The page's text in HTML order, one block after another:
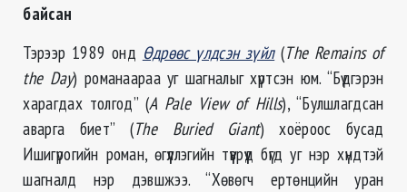
байсан
Тэрээр 1989 онд Өдрөөс үлдсэн зүйл (The Remains of
the Day) романаараа уг шагналыг хүртсэн юм. “Бүдгэрэн
харагдах толгод” (A Pale View of Hills), “Булшлагдсан
аварга биет” (The Buried Giant) хоёроос бусад
Ишигүрогийн роман, өгүүллэгийн түүврүүд бүгд уг нэр хүндтэй
шагналд нэр дэвшжээ. “Хөвөгч ертөнцийн уран